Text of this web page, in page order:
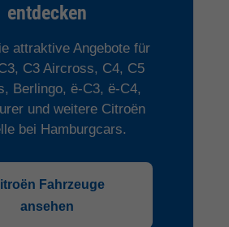
entdecken
attraktive Angebote für
C3 Aircross, C4, C5
Berlingo, ë-C3, ë-C4,
und weitere Citroën
bei Hamburgcars.
Fahrzeuge
ansehen